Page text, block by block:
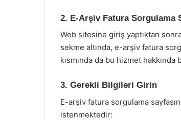
2. E-Arşiv Fatura Sorgulama
Web sitesine giriş yaptıktan
sekme altında, e-arşiv fatura
kısmında da bu hizmet
3. Gerekli Bilgileri Girin
E-arşiv fatura sorgulama
istenmektedir: